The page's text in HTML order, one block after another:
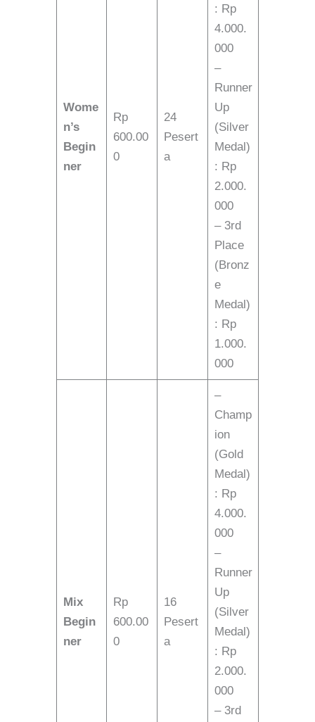
Wome
n’s
Begin
ner
Rp
600.00
0
24
Pesert
a
: Rp
4.000.
000
–
Runner
Up
(Silver
Medal)
: Rp
2.000.
000
– 3rd
Place
(Bronz
e
Medal)
: Rp
1.000.
000
Mix
Begin
ner
Rp
600.00
0
16
Pesert
a
–
Champ
ion
(Gold
Medal)
: Rp
4.000.
000
–
Runner
Up
(Silver
Medal)
: Rp
2.000.
000
– 3rd